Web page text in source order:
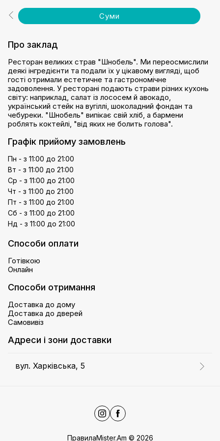
Суми
Про заклад
Ресторан великих страв "Шнобель". Ми переосмислили
деякі інгредієнти та подали їх у цікавому вигляді, щоб
гості отримали естетичне та гастрономічне
задоволення. У ресторані подають страви різних кухонь
світу: наприклад, салат із лососем й авокадо,
український стейк на вугіллі, шоколадний фондан та
чебуреки. "Шнобель" випікає свій хліб, а бармени
роблять коктейлі, "від яких не болить голова".
Графік прийому замовлень
Пн - з 11:00 до 21:00
Вт - з 11:00 до 21:00
Ср - з 11:00 до 21:00
Чт - з 11:00 до 21:00
Пт - з 11:00 до 21:00
Сб - з 11:00 до 21:00
Нд - з 11:00 до 21:00
Способи оплати
Готівкою
Онлайн
Способи отримання
Доставка до дому
Доставка до дверей
Самовивіз
Адреси і зони доставки
вул. Харківська, 5
ПравилаMister.Am © 2026